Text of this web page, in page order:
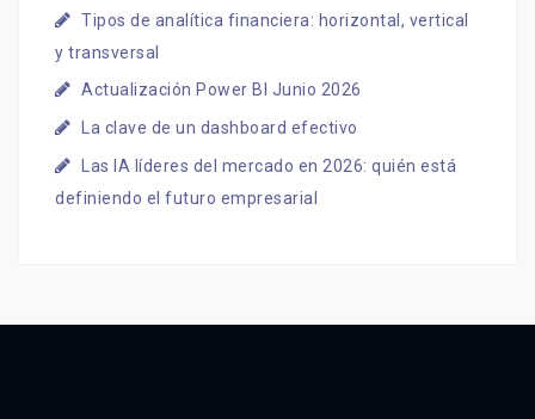
Tipos de analítica financiera: horizontal, vertical
y transversal
Actualización Power BI Junio 2026
La clave de un dashboard efectivo
Las IA líderes del mercado en 2026: quién está
definiendo el futuro empresarial